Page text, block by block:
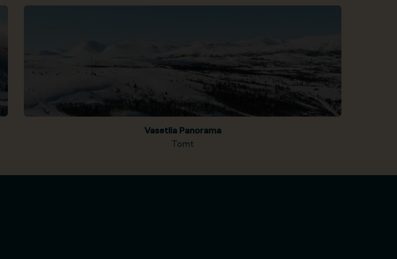
Vasetlia Panorama
Tomt